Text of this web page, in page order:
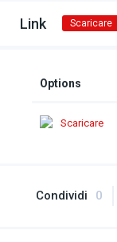
Link Scaricare
Options
Scaricare
Condividi 0